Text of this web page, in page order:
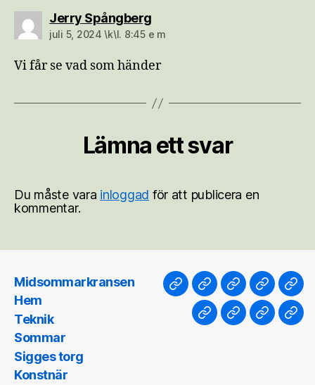
Jerry Spångbergsäger:
juli 5, 2024 \k\l. 8:45 e m
Vi får se vad som händer
Lämna ett svar
Du måste vara inloggad för att publicera en
kommentar.
Midsommarkransen
Hem
Teknik
Sommar
Sigges torg
Konstnär
Midsommarkransen
HemTeknikSommar
torg
Konstnär
Progg